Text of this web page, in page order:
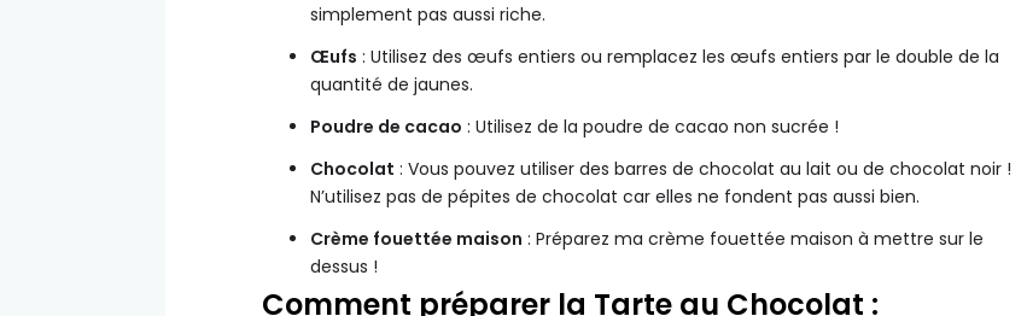
simplement pas aussi riche.
Œufs : Utilisez des œufs entiers ou remplacez les œufs entiers par le double de la
quantité de jaunes.
Poudre de cacao : Utilisez de la poudre de cacao non sucrée !
Chocolat : Vous pouvez utiliser des barres de chocolat au lait ou de chocolat noir !
N’utilisez pas de pépites de chocolat car elles ne fondent pas aussi bien.
Crème fouettée maison : Préparez ma crème fouettée maison à mettre sur le
dessus !
Comment préparer la Tarte au Chocolat :